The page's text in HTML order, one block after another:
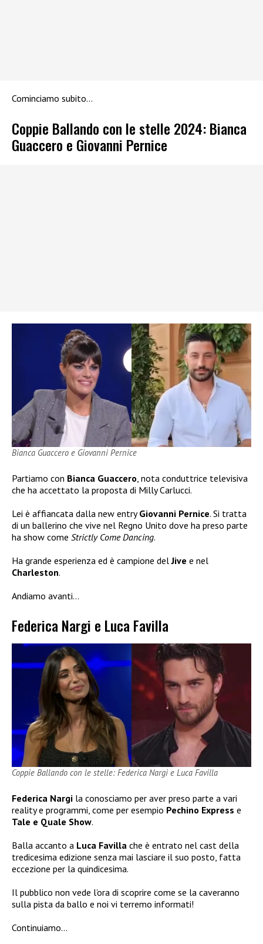
Cominciamo subito…
Coppie Ballando con le stelle 2024: Bianca
Guaccero e Giovanni Pernice
Bianca Guaccero e Giovanni Pernice
Partiamo con Bianca Guaccero , nota conduttrice televisiva
che ha accettato la proposta di Milly Carlucci.
Lei è affiancata dalla new entryGiovanni Pernice. Si tratta
di un ballerino che vive nel Regno Unito dove ha preso parte
ha show come Strictly Come Dancing.
Ha grande esperienza ed è campione delJive e nel
Charleston.
Andiamo avanti…
Federica Nargi e Luca Favilla
Coppie Ballando con le stelle: Federica Nargi e Luca Favilla
Federica Nargi la conosciamo per aver preso parte a vari
reality e programmi, come per esempio Pechino Express e
Tale e Quale Show.
Balla accanto a Luca Favilla che è entrato nel cast della
tredicesima edizione senza mai lasciare il suo posto, fatta
eccezione per la quindicesima.
Il pubblico non vede l’ora di scoprire come se la caveranno
sulla pista da ballo e noi vi terremo informati!
Continuiamo…